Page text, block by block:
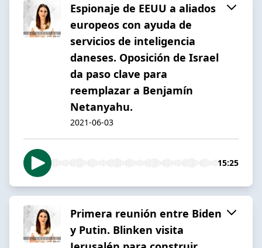
Espionaje de EEUU a aliados
europeos con ayuda de
servicios de inteligencia
daneses. Oposición de Israel
da paso clave para
reemplazar a Benjamín
Netanyahu.
2021-06-03
15:25
Primera reunión entre Biden
y Putin. Blinken visita